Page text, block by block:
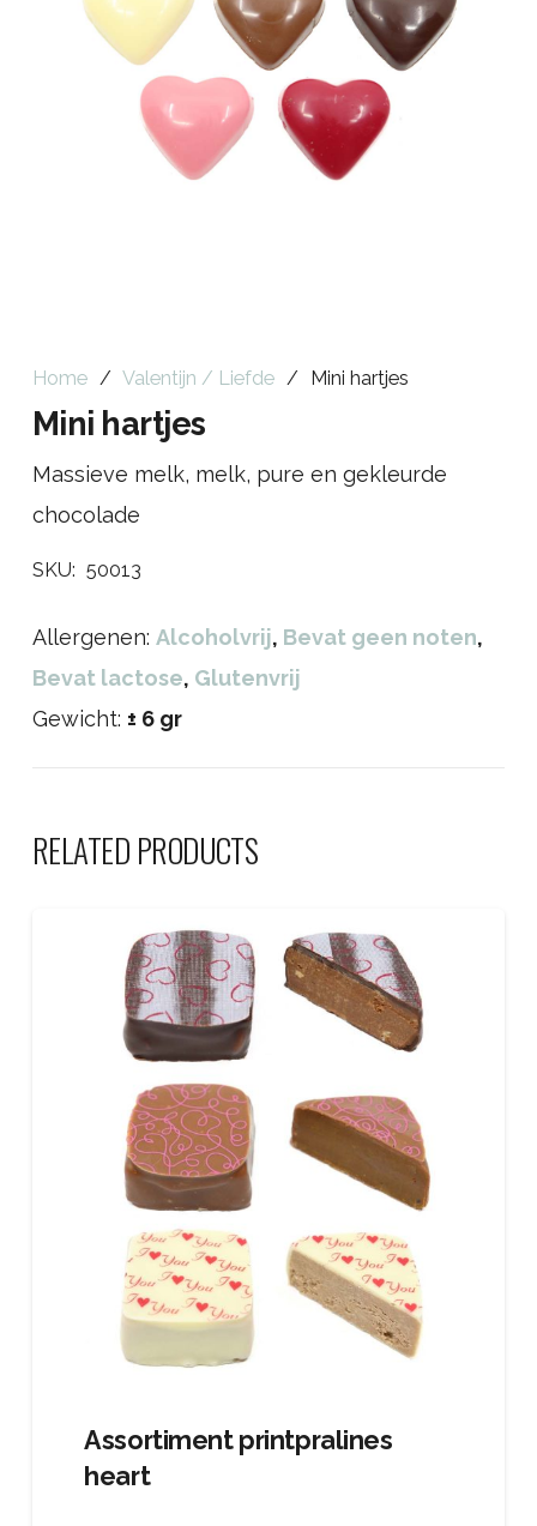
Home / Valentijn / Liefde / Mini hartjes
Mini hartjes
Massieve melk, melk, pure en gekleurde
chocolade
SKU: 50013
Allergenen: Alcoholvrij, Bevat geen noten,
Bevat lactose, Glutenvrij
Gewicht: ± 6 gr
RELATED PRODUCTS
Assortiment printpralines
heart